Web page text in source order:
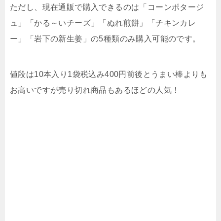
ただし、現在通販で購入できるのは「コーンポタージ
ュ」「かる～いチーズ」「ぬれ煎餅」「チキンカレ
ー」「岩下の新生姜」の5種類のみ購入可能のです。
値段は10本入り1袋税込み400円前後とうまい棒よりも
お高いですが売り切れ商品もあるほどの人気！